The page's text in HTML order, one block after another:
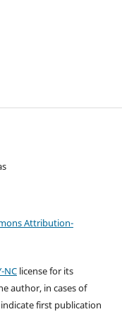
Attribution-
NClicense for its
author, in cases of
first publication